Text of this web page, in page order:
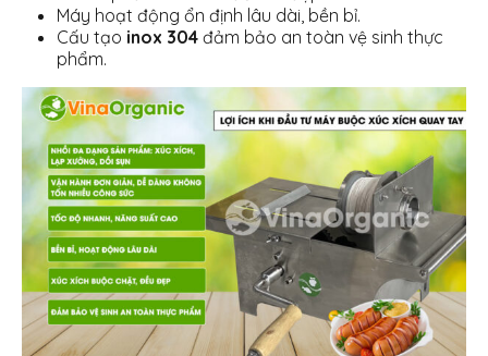
Máy hoạt động ổn định lâu dài, bền bỉ.
Cấu tạo inox 304 đảm bảo an toàn vệ sinh thực
phẩm.